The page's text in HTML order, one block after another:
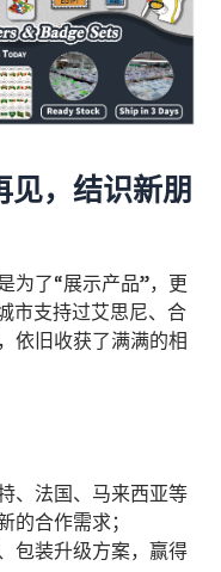
，结识新朋
为了“展示产品”，更
市支持过艾思尼、合
依旧收获了满满的相
、法国、马来西亚等
的合作需求；
包装升级方案，赢得